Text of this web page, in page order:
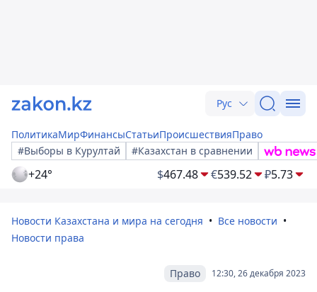
Рус
ПолитикаМирФинансыСтатьиПроисшествияПраво
#Выборы в Курултай
#Казахстан в сравнении
+24° $467.48 €539.52 ₽5.73
Новости Казахстана и мира на сегодня
Все новости
Новости права
12:30, 26 декабря 2023
Право